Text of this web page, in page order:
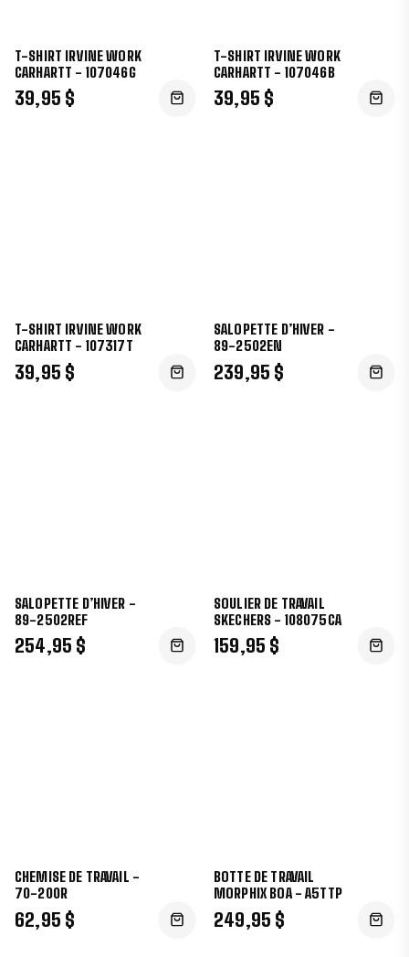
T-SHIRT IRVINE WORK
CARHARTT - 107046G
39,95 $
T-SHIRT IRVINE WORK
CARHARTT - 107046B
39,95 $
T-SHIRT IRVINE WORK
CARHARTT - 107317T
39,95 $
SALOPETTE D’HIVER -
89-2502EN
239,95 $
SALOPETTE D’HIVER -
89-2502REF
254,95 $
SOULIER DE TRAVAIL
SKECHERS - 108075CA
159,95 $
CHEMISE DE TRAVAIL -
70-200R
62,95 $
BOTTE DE TRAVAIL
MORPHIX BOA - A5TTP
249,95 $